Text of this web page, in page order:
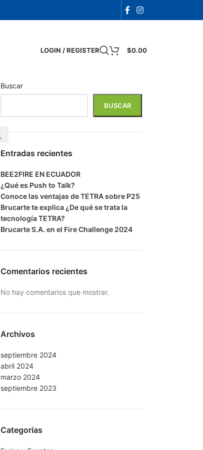
LOGIN / REGISTER $0.00
Buscar
BUSCAR
Entradas recientes
BEE2FIRE EN ECUADOR
¿Qué es Push to Talk?
Conoce las ventajas de TETRA sobre P25
Brucarte te explica ¿De qué se trata la
tecnología TETRA?
Brucarte S.A. en el Fire Challenge 2024
Comentarios recientes
No hay comentarios que mostrar.
Archivos
septiembre 2024
abril 2024
marzo 2024
septiembre 2023
Categorías